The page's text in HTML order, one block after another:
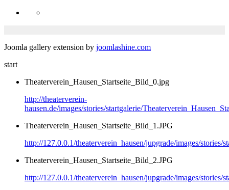
Joomla gallery extension by joomlashine.com
start
Theaterverein_Hausen_Startseite_Bild_0.jpg
http://theaterverein-
hausen.de/images/stories/startgalerie/
Theaterverein_Hausen_Startseite_Bild_1.JPG
http://127.0.0.1/theaterverein_hausen/jupgrade/images/
Theaterverein_Hausen_Startseite_Bild_2.JPG
http://127.0.0.1/theaterverein_hausen/jupgrade/images/